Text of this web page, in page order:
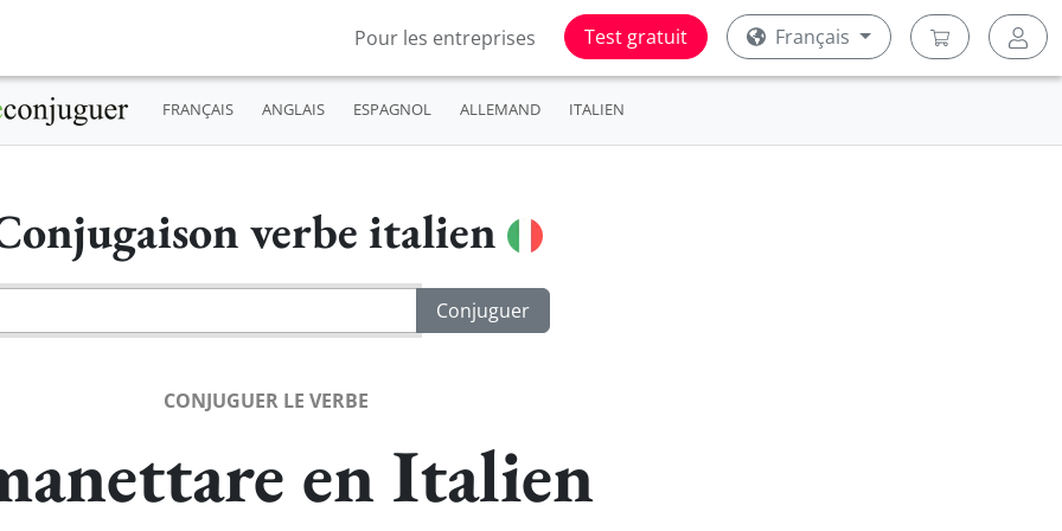
Pour les entreprises Test gratuit Français
FRANÇAIS ANGLAIS ESPAGNOL ALLEMAND ITALIEN
verbe italien
CONJUGUER LE VERBE
en Italien